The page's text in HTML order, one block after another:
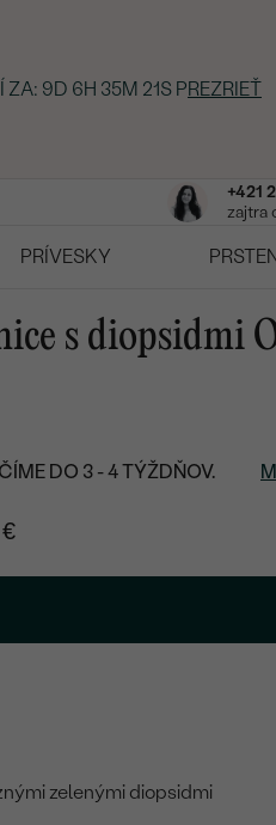
ZA: 9D 6H 35M 19S PREZRIEŤ
+421
zajtra
PRÍVESKY
s diopsidmi
DO 3 - 4 TÝŽDŇOV.
zelenými diopsidmi